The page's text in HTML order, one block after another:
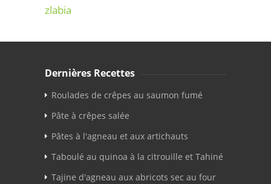
zlabia
Dernières Recettes
Roulades de crêpes au saumon fumé
Pâte à crêpes salée
Pâtes à l'agneau et aux artichauts
Taboulé au quinoa à la citrouille et Tahiné
Tajine d'agneau aux abricots sec au four